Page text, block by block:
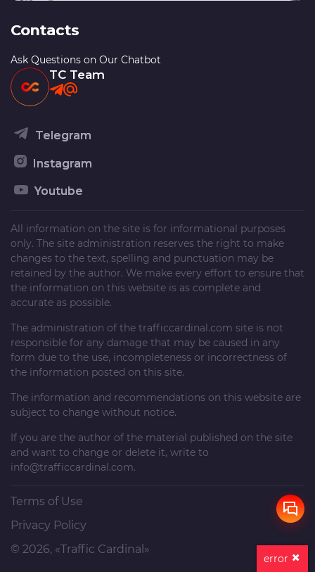
Contacts
Ask Questions on Our Chatbot
TC Team
Telegram
Instagram
Youtube
All information on the site is for informational purposes
only. The site administration reserves the right to make
changes to the text, spelling and punctuation may be
retained by the author. We make every effort to ensure that
the information on this website is as complete and
accurate as possible.
The administration of the trafficcardinal.com site is not
responsible for any damage that may be caused in any
form due to the use, incompleteness or incorrectness of
the information posted on this site.
The information and recommendations on this website are
subject to change without notice.
If you are the author of the material published on the site
and want to change or delete it, write to
info@trafficcardinal.com.
Terms of Use
Privacy Policy
© 2026, «Traffic Cardinal»
error